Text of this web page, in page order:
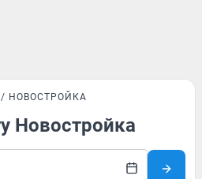
НОВОСТРОЙКА
Новостройка